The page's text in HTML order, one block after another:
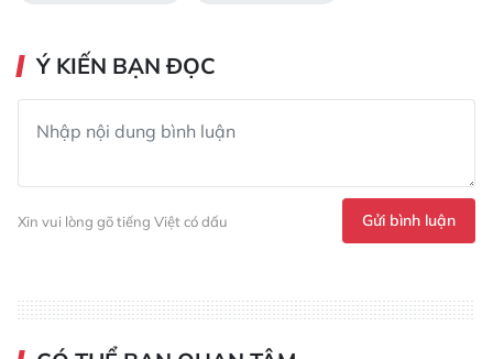
Ý KIẾN BẠN ĐỌC
Xin vui lòng gõ tiếng Việt có dấu Gửi bình luận